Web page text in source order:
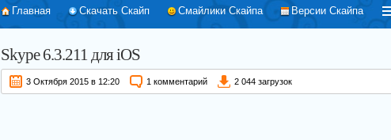
Главная Скачать Скайп Смайлики Скайпа Версии Скайпа
Skype 6.3.211для iOS
3 Октября 2015 в 12:20 1 комментарий 2 044 загрузок